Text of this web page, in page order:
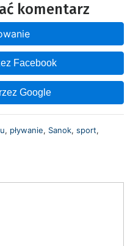
komentarz
Facebook
Google
, pływanie, Sanok, sport,